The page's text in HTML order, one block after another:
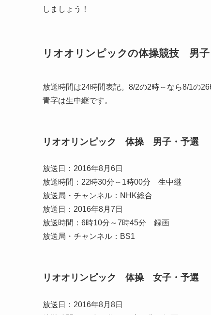
しましょう！
リオオリンピックの体操競技 男
放送時間は24時間表記。8/2の2時～なら8/1の26
青字は生中継です。
リオオリンピック 体操 男子・予選
放送日：2016年8月6日
放送時間：22時30分～1時00分 生中継
放送局・チャンネル：NHK総合
放送日：2016年8月7日
放送時間：6時10分～7時45分 録画
放送局・チャンネル：BS1
リオオリンピック 体操 女子・予選
放送日：2016年8月8日